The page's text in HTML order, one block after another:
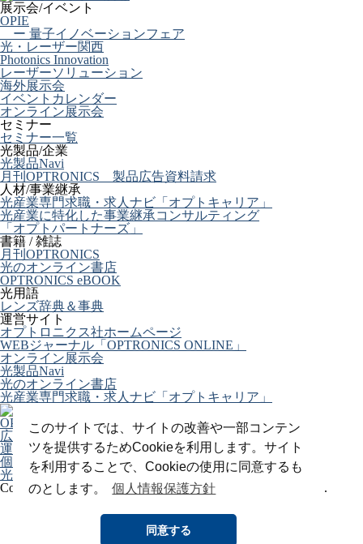
このサイトでは、サイトの改善や一部コンテン
ツを提供するためCookieを利用します。サイト
を利用することで、Cookieの使用に同意するも
のとします。
個人情報保護方針
同意する
展示会/イベント
OPIE
ー 量子イノベーションフェア
光・レーザー関西
Photonics Innovation
レーザーソリューション
海外展示会
イベントカレンダー
オンライン展示会
セミナー
セミナー一覧
光製品/企業
光製品Navi
月刊OPTRONICS 製品広告資料請求
人材/事業継承
光産業専門求職・求人ナビ「オプトキャリア」
光産業に特化した事業継承コンサルティング
「オプトパートナーズ」
書籍 / 雑誌
月刊OPTRONICS
光のオンライン書店
OPTRONICS eBOOK
光用語
レンズ辞典＆事典
運営サイト
オプトロニクス社ホームページ
WEBジャーナル「OPTRONICS ONLINE」
オンライン展示会
光製品Navi
光のオンライン書店
光産業専門求職・求人ナビ「オプトキャリア」
OPTRONICS ONLINE について
広告掲載について
運営会社
個人情報
光関連リンク集
Copyright (C) 2025 The Optronics Co., Ltd. All rights reserved.